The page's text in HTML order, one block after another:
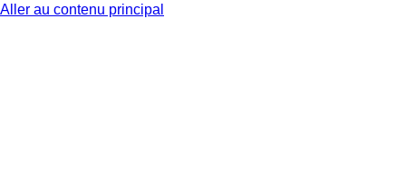
Aller au contenu principal